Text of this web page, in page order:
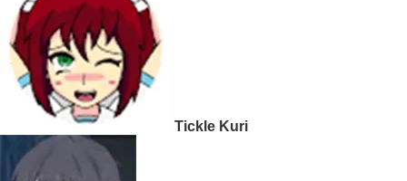
Tickle Kuri